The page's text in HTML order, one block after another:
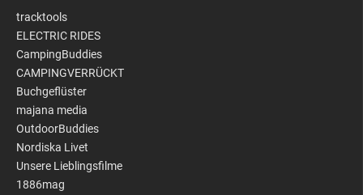
tracktools
ELECTRIC RIDES
CampingBuddies
CAMPINGVERRÜCKT
Buchgeflüster
majana media
OutdoorBuddies
Nordiska Livet
Unsere Lieblingsfilme
1886mag